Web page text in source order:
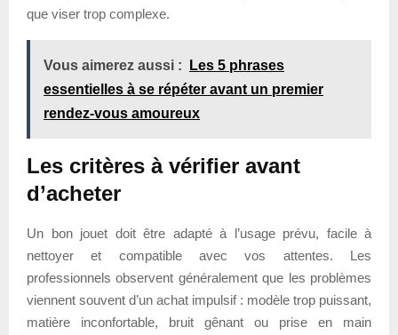
que viser trop complexe.
Vous aimerez aussi :
Les 5 phrases
essentielles à se répéter avant un premier
rendez-vous amoureux
Les critères à vérifier avant
d’acheter
Un bon jouet doit être adapté à l’usage prévu, facile à
nettoyer et compatible avec vos attentes. Les
professionnels observent généralement que les problèmes
viennent souvent d’un achat impulsif : modèle trop puissant,
matière inconfortable, bruit gênant ou prise en main